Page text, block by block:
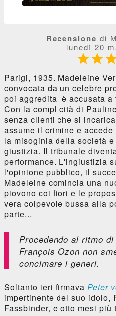
Recensione di
lunedì 20

Parigi, 1935. Madeleine
convocata da un celebre
poi aggredita, è accusata
Con la complicità di
senza clienti che si
assume il crimine e
la misoginia della società
giustizia. Il tribunale
performance. L'ingiustizia
l'opinione pubblico, il
Madeleine comincia una
piovono coi fiori e le
vera colpevole bussa alla
parte...
Procedendo al ritmo
François Ozon non
concimare i generi.
Soltanto ieri firmava Peter
impertinente del suo idolo,
Fassbinder, e otto mesi